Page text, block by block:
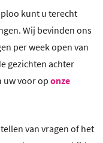
kunt u terecht
Wij bevinden ons
per week open van
gezichten achter
uw voor op onze
van vragen of het